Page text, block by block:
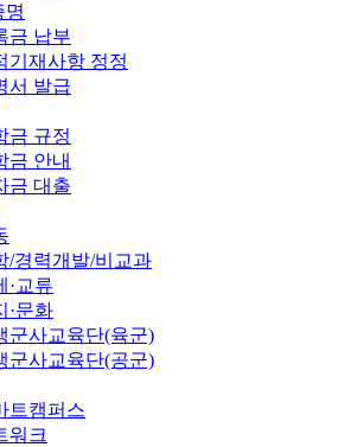
명
금 납부
기재사항 정정
서 발급
금 규정
금 안내
금 대출
/경력개발/비교과
·교류
·문화
군사교육단(육군)
군사교육단(공군)
트캠퍼스
워크